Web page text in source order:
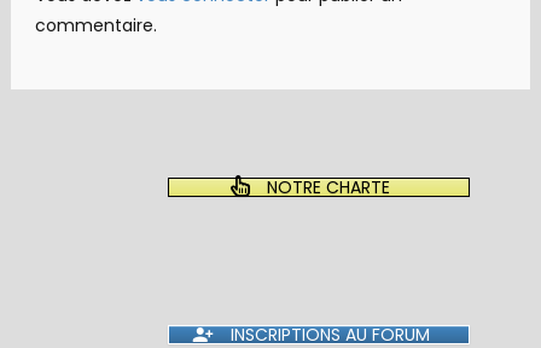
commentaire.
NOTRE CHARTE
INSCRIPTIONS AU FORUM